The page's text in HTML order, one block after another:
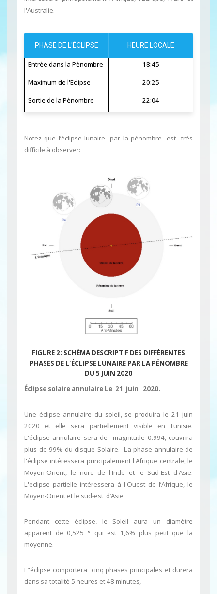
l'Australie.
PHASE DE L'ÉCLIPSE HEURE LOCALE
Entrée dans la Pénombre 18:45
Maximum de l'Eclipse 20:25
Sortie de la Pénombre 22:04
Notez que l’éclipse lunaire par la pénombre est très
difficile à observer:
FIGURE 2: SCHÉMA DESCRIPTIF DES DIFFÉRENTES
PHASES DE L'ÉCLIPSE LUNAIRE PAR LA PÉNOMBRE
DU 5 JUIN 2020
Éclipse solaire annulaire Le 21 juin 2020.
Une éclipse annulaire du soleil, se produira le 21 juin
2020 et elle sera partiellement visible en Tunisie.
L'éclipse annulaire sera de magnitude 0.994, couvrira
plus de 99% du disque Solaire. La phase annulaire de
l'éclipse intéressera principalement l'Afrique centrale, le
Moyen-Orient, le nord de l'Inde et le Sud-Est d'Asie.
L'éclipse partielle intéressera à l'Ouest de l’Afrique, le
Moyen-Orient et le sud-est d’Asie.
Pendant cette éclipse, le Soleil aura un diamètre
apparent de 0,525 ° qui est 1,6% plus petit que la
moyenne.
L’'éclipse comportera cinq phases principales et durera
dans sa totalité 5 heures et 48 minutes,